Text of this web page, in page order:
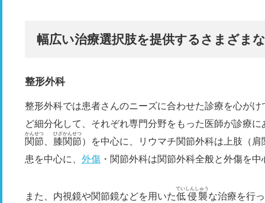
幅広い治療選択肢を提供するさまざま
整形外科
整形外科では患者さんのニーズに合わせた診療を心が
ど細分化して、それぞれ専門分野をもった医師が診療
関節
かんせつ
膝
ひざ
関節
かんせつ
）を中心に、リウマチ関節外科は上肢（
患を中心に、 外傷 ・関節外科は関節外科全般と外傷を
また、内視鏡や関節鏡などを用いた低侵襲
ていしんしゅう
な治療を行